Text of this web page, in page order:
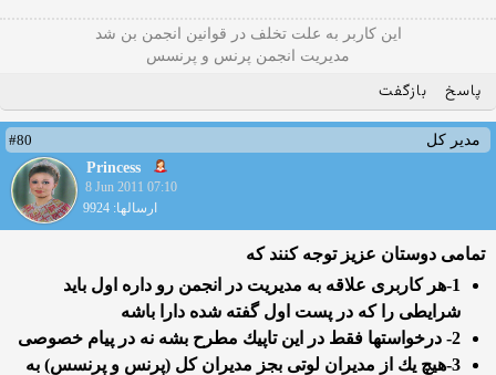
این كاربر به علت تخلف در قوانین انجمن بن شد
مدیریت انجمن پرنس و پرنسس
پاسخ بازگفت
مدیر کل
#80
Princess
8 Jun 2011 07:10
ارسالها: 9924
تمامی دوستان عزیز توجه كنند كه
1-هر كاربری علاقه به مدیریت در انجمن رو داره اول باید
شرایطی را كه در پست اول گفته شده دارا باشه
2- درخواستها فقط در این تاپیك مطرح بشه نه در پیام خصوصی
3-هیچ یك از مدیران لوتی بجز مدیران كل (پرنس و پرنسس) به